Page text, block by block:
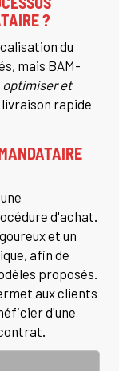
?
du
mais BAM-
optimiser et
rapide
d'achat.
et un
afin de
proposés.
aux clients
d'une